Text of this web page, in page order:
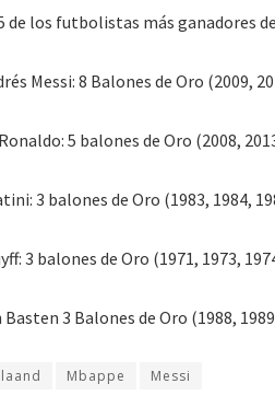
de los futbolistas más ganadores
Messi: 8 Balones de Oro (2009,
5 balones de Oro (2008,
3 balones de Oro (1983, 1984,
3 balones de Oro (1971, 1973,
Basten 3 Balones de Oro (1988,
Mbappe Messi